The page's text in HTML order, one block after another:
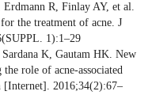
R, Finlay AY, et al.
the treatment of acne. J
1):1–29
K, Gautam HK. New
role of acne-associated
[Internet]. 2016;34(2):67–